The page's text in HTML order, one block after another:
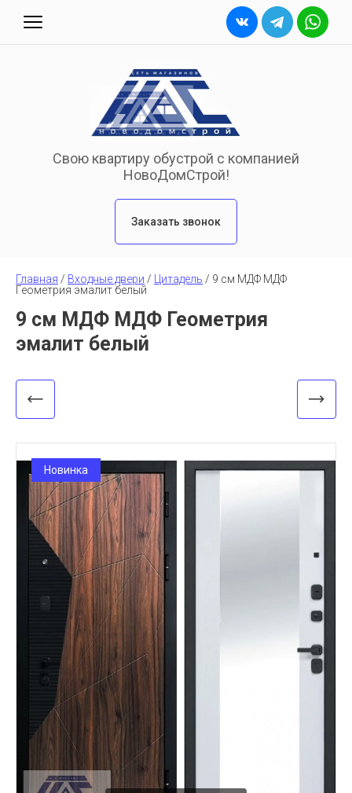
Свою квартиру обустрой с компанией
НовоДомСтрой!
Заказать звонок
Главная / Входные двери / Цитадель / 9 см МДФ МДФ
Геометрия эмалит белый
9 см МДФ МДФ Геометрия
эмалит белый
Новинка